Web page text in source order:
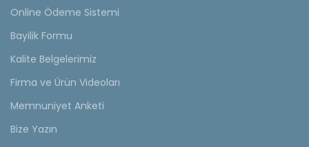
Online Ödeme Sistemi
Bayilik Formu
Kalite Belgelerimiz
Firma ve Ürün Videoları
Memnuniyet Anketi
Bize Yazın